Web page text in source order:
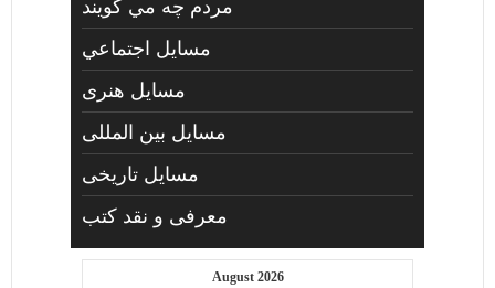
مردم چه مي گويند
مسايل اجتماعي
مسايل هنری
مسایل بین المللی
مسایل تاریخی
معرفی و نقد کتب
August 2026